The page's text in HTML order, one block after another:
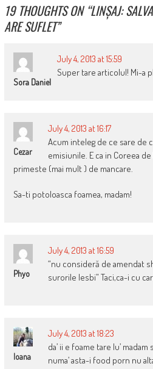
19 THOUGHTS ON “LINȘAJ:
ARE SUFLET”
Sora Daniel
July 4, 2013 at 15:59
Super tare articolul! Mi-a
Cezar
July 4, 2013 at 16:17
Acum inteleg de ce sare de
emisiunile. E ca in Coreea
primeste (mai mult ) de mancare.
Sa-ti potoloasca foamea, madam!
Phyo
July 4, 2013 at 16:59
“nu consideră de amendat
surorile lesbi” Taci,ca-i cu
Ioana
July 4, 2013 at 18:23
da’ ii e foame tare lu’
numa’ asta-i food porn nu